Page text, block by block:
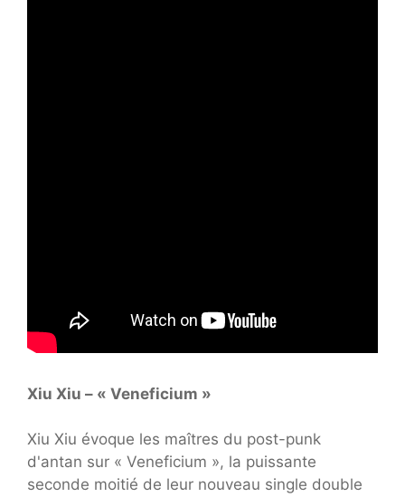
Xiu Xiu – « Veneficium »
Xiu Xiu évoque les maîtres du post-punk
d'antan sur « Veneficium », la puissante
seconde moitié de leur nouveau single double